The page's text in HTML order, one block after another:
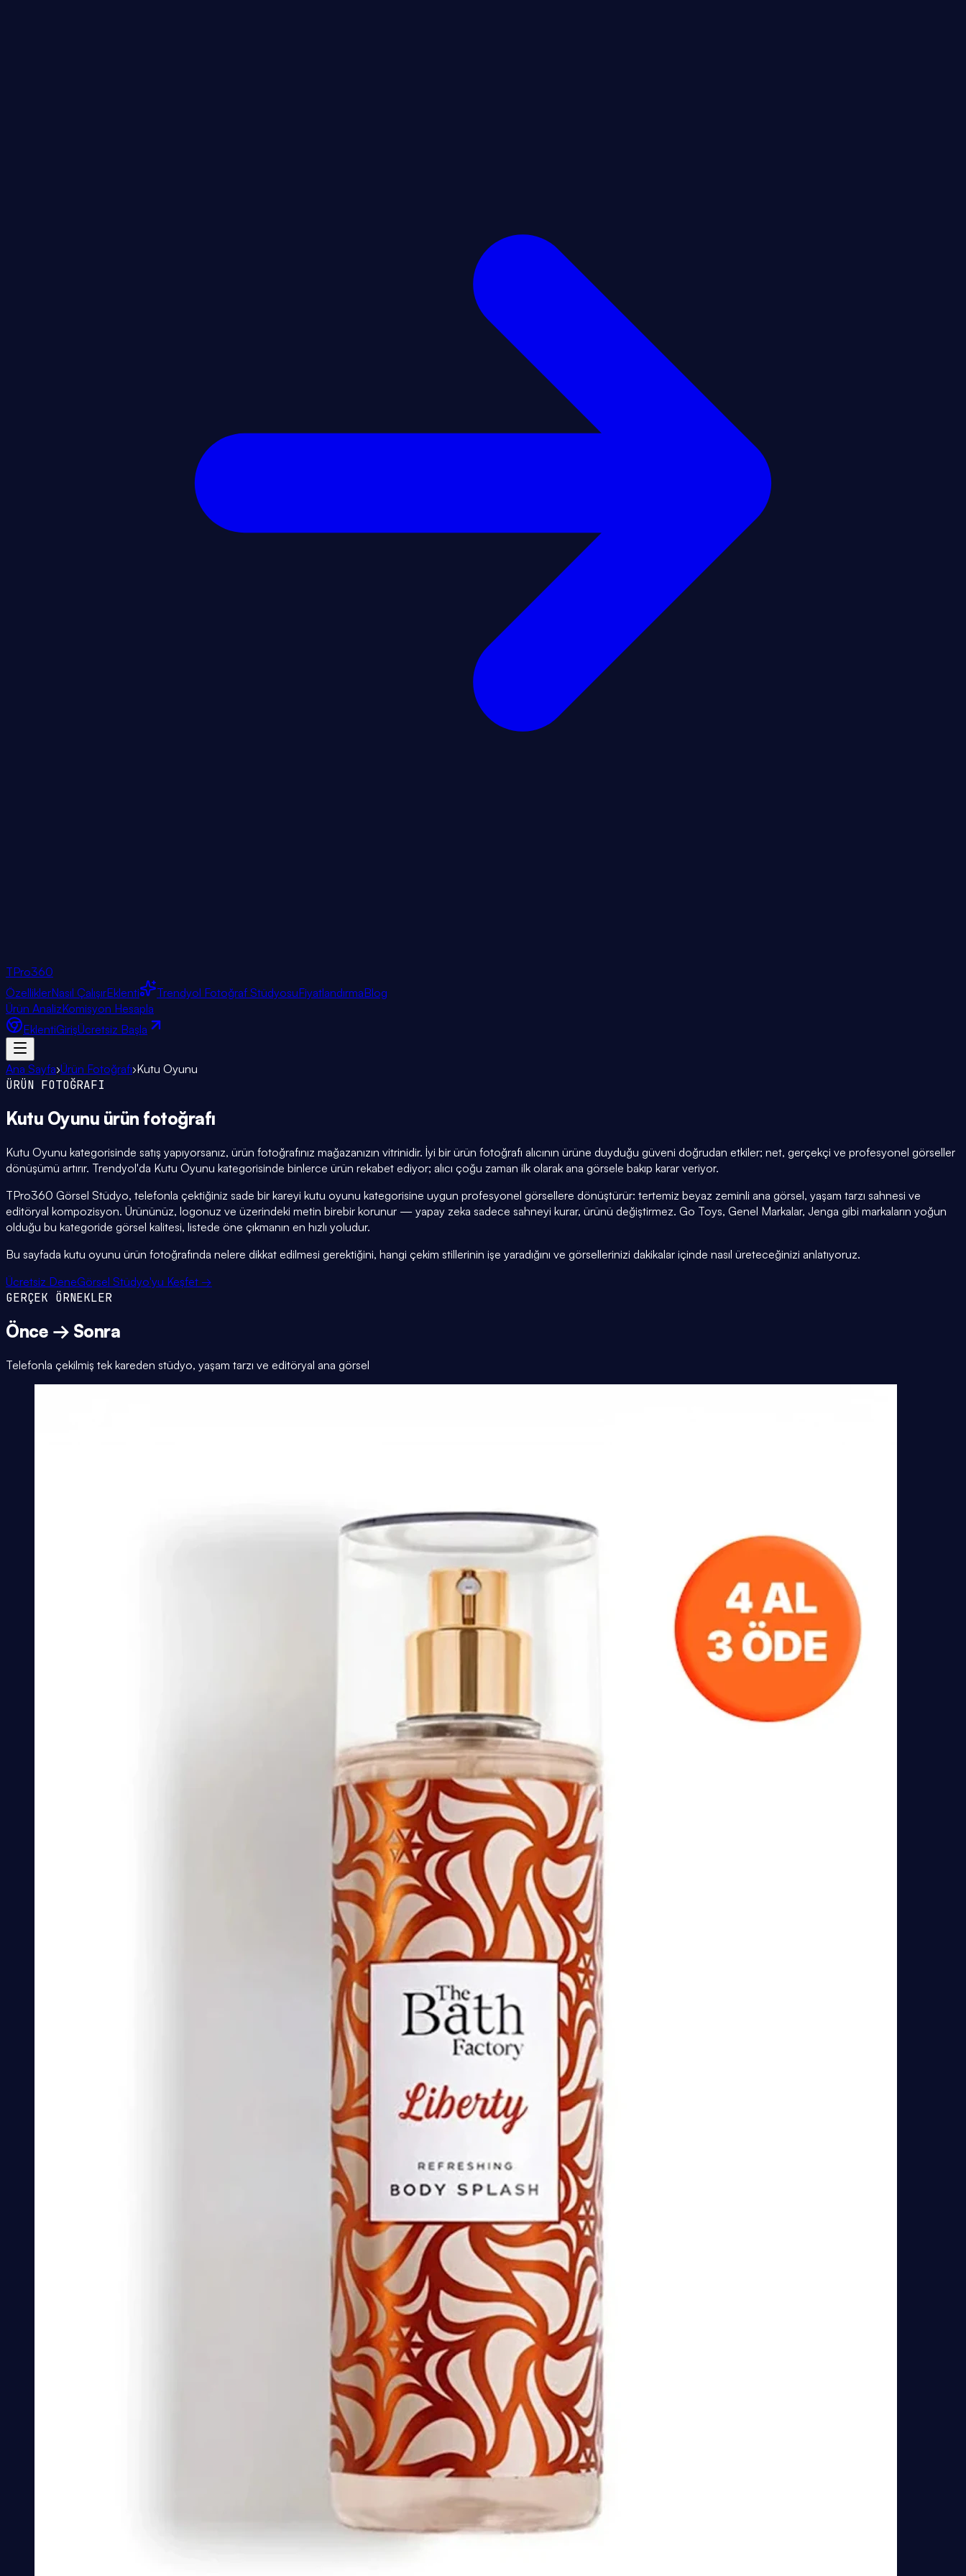
TPro360
ÖzelliklerNasıl ÇalışırEklenti Trendyol Fotoğraf StüdyosuFiyatlandırmaBlog
Ürün AnalizKomisyon Hesapla
EklentiGirişÜcretsiz Başla
Ana Sayfa›Ürün Fotoğrafı›Kutu Oyunu
ÜRÜN FOTOĞRAFI
Kutu Oyunu ürün fotoğrafı
Kutu Oyunu kategorisinde satış yapıyorsanız, ürün fotoğrafınız mağazanızın vitrinidir. İyi bir ürün fotoğrafı alıcının ürüne duyduğu güveni doğrudan etkiler; net, gerçekçi ve profesyonel görseller
dönüşümü artırır. Trendyol'da Kutu Oyunu kategorisinde binlerce ürün rekabet ediyor; alıcı çoğu zaman ilk olarak ana görsele bakıp karar veriyor.
TPro360 Görsel Stüdyo, telefonla çektiğiniz sade bir kareyi kutu oyunu kategorisine uygun profesyonel görsellere dönüştürür: tertemiz beyaz zeminli ana görsel, yaşam tarzı sahnesi ve
editöryal kompozisyon. Ürününüz, logonuz ve üzerindeki metin birebir korunur — yapay zeka sadece sahneyi kurar, ürünü değiştirmez. Go Toys, Genel Markalar, Jenga gibi markaların yoğun
olduğu bu kategoride görsel kalitesi, listede öne çıkmanın en hızlı yoludur.
Bu sayfada kutu oyunu ürün fotoğrafında nelere dikkat edilmesi gerektiğini, hangi çekim stillerinin işe yaradığını ve görsellerinizi dakikalar içinde nasıl üreteceğinizi anlatıyoruz.
Ücretsiz DeneGörsel Stüdyo'yu Keşfet →
GERÇEK ÖRNEKLER
Önce → Sonra
Telefonla çekilmiş tek kareden stüdyo, yaşam tarzı ve editöryal ana görsel